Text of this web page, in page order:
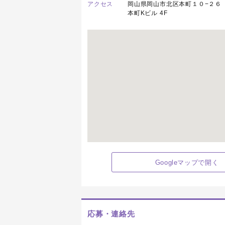
アクセス
岡山県岡山市北区本町１０−２６
本町Kビル 4F
Googleマップで開く
応募・連絡先